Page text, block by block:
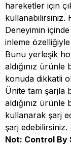
hareketler için
kullanabilirsiniz.
Deneyimin
inleme
Bunu yerleşik
aldığınız
konuda dikkatli
Ünite tam şarjla
aldığınız
kullanarak şarj
şarj edebilirsiniz.
Not: Control By